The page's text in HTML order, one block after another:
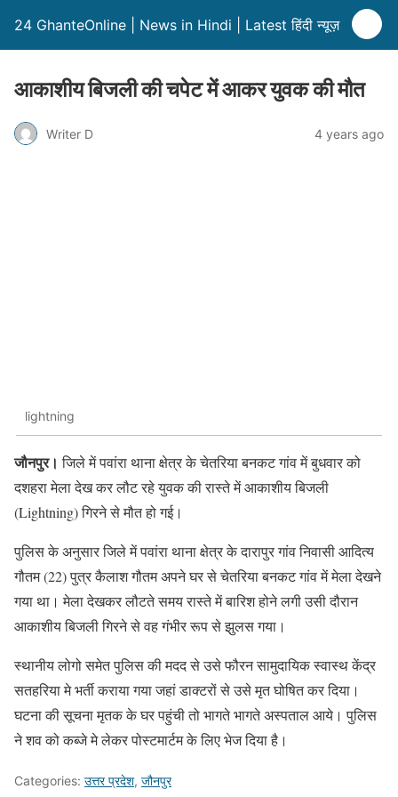
24 GhanteOnline | News in Hindi | Latest हिंदी न्यूज़
आकाशीय बिजली की चपेट में आकर युवक की मौत
Writer D 4 years ago
lightning
जौनपुर। जिले में पवांरा थाना क्षेत्र के चेतरिया बनकट गांव में बुधवार को
दशहरा मेला देख कर लौट रहे युवक की रास्ते में आकाशीय बिजली
(Lightning) गिरने से मौत हो गई।
पुलिस के अनुसार जिले में पवांरा थाना क्षेत्र के दारापुर गांव निवासी आदित्य
गौतम (22) पुत्र कैलाश गौतम अपने घर से चेतरिया बनकट गांव में मेला देखने
गया था। मेला देखकर लौटते समय रास्ते में बारिश होने लगी उसी दौरान
आकाशीय बिजली गिरने से वह गंभीर रूप से झुलस गया।
स्थानीय लोगो समेत पुलिस की मदद से उसे फौरन सामुदायिक स्वास्थ केंद्र
सतहरिया मे भर्ती कराया गया जहां डाक्टरों से उसे मृत घोषित कर दिया।
घटना की सूचना मृतक के घर पहुंची तो भागते भागते अस्पताल आये। पुलिस
ने शव को कब्जे मे लेकर पोस्टमार्टम के लिए भेज दिया है।
Categories: उत्तर प्रदेश, जौनपुर